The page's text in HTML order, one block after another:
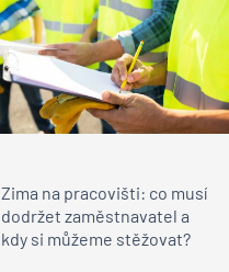
Zima na pracovišti: co musí
dodržet zaměstnavatel a
kdy si můžeme stěžovat?